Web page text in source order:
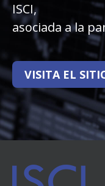
ISCI,
asociada a la
VISITA EL